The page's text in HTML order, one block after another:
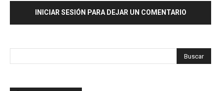
INICIAR SESIÓN PARA DEJAR UN COMENTARIO